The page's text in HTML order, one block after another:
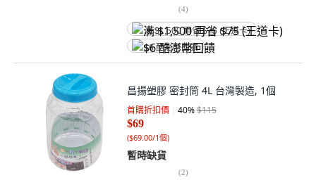
(4)
满 $1,500 再省 $75 (王道卡)
$6 酷澎幣回饋
昌揚塑膠 密封筒 4L 台灣製造, 1個
首購折扣價 40%$115
$69
($69.00/1個)
暫時缺貨
(2)